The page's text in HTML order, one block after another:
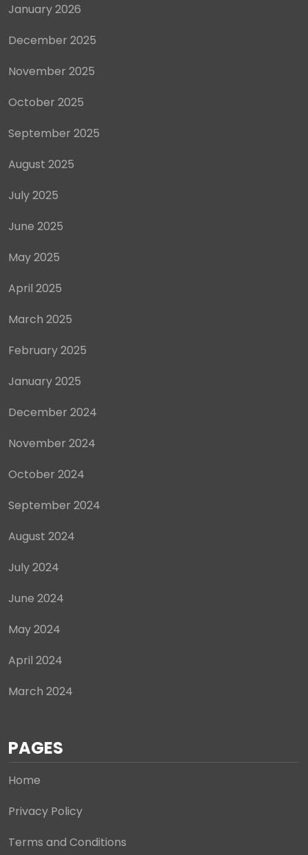
January 2026
December 2025
November 2025
October 2025
September 2025
August 2025
July 2025
June 2025
May 2025
April 2025
March 2025
February 2025
January 2025
December 2024
November 2024
October 2024
September 2024
August 2024
July 2024
June 2024
May 2024
April 2024
March 2024
PAGES
Home
Privacy Policy
Terms and Conditions